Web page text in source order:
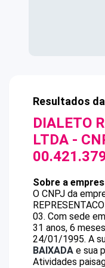
Resultados
DIALETO
LTDA -
Sobre a
O CNPJ da
03. Com sede
31 anos, 6
24/01/1995. A
BAIXADA e sua
Atividades